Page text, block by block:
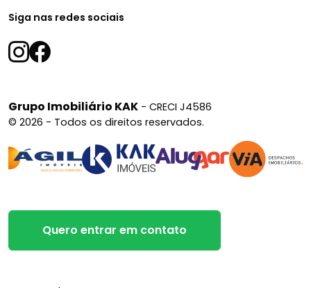
Agende já sua visita e venha conhecer seu novo
Siga nas redes sociais
Grupo Imobiliário KAK - CRECI J4586
© 2026 - Todos os direitos reservados.
Quero entrar em contato